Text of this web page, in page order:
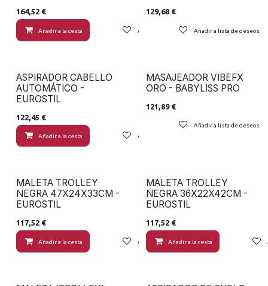
164,52 €
Añadir a la cesta Añadir a lista de deseos
129,68€
Añadir a lista de deseos
ASPIRADOR CABELLO
AUTOMÁTICO -
EUROSTIL
122,45 €
Añadir a la cesta Añadir a lista de deseos
MASAJEADOR VIBEFX
ORO - BABYLISS PRO
121,89€
Añadir a lista de deseos
MALETA TROLLEY
NEGRA 47X24X33CM -
EUROSTIL
117,52 €
Añadir a la cesta Añadir a lista de deseos
MALETA TROLLEY
NEGRA 36X22X42CM -
EUROSTIL
117,52€
Añadir a la cesta